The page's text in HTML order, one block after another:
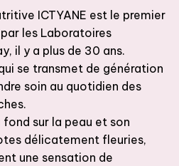
ICTYANE est le premier
par les Laboratoires
il y a plus de 30 ans.
se transmet de génération
soin au quotidien des
sur la peau et son
délicatement fleuries,
une sensation de